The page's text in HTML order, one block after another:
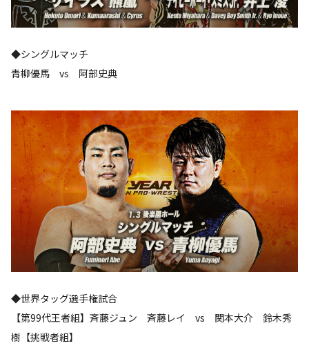
◆シングルマッチ
青柳優馬 vs 阿部史典
◆世界タッグ選手権試合
【第99代王者組】斉藤ジュン 斉藤レイ vs 関本大介 鈴木秀
樹【挑戦者組】